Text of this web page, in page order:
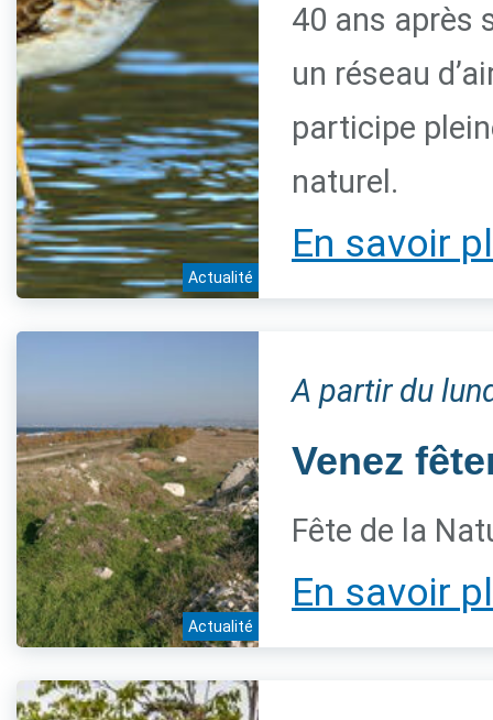
Actualité
40 ans après
un réseau
participe
naturel.
En savoir
Actualité
A partir du
Venez
Fête de la
En savoir